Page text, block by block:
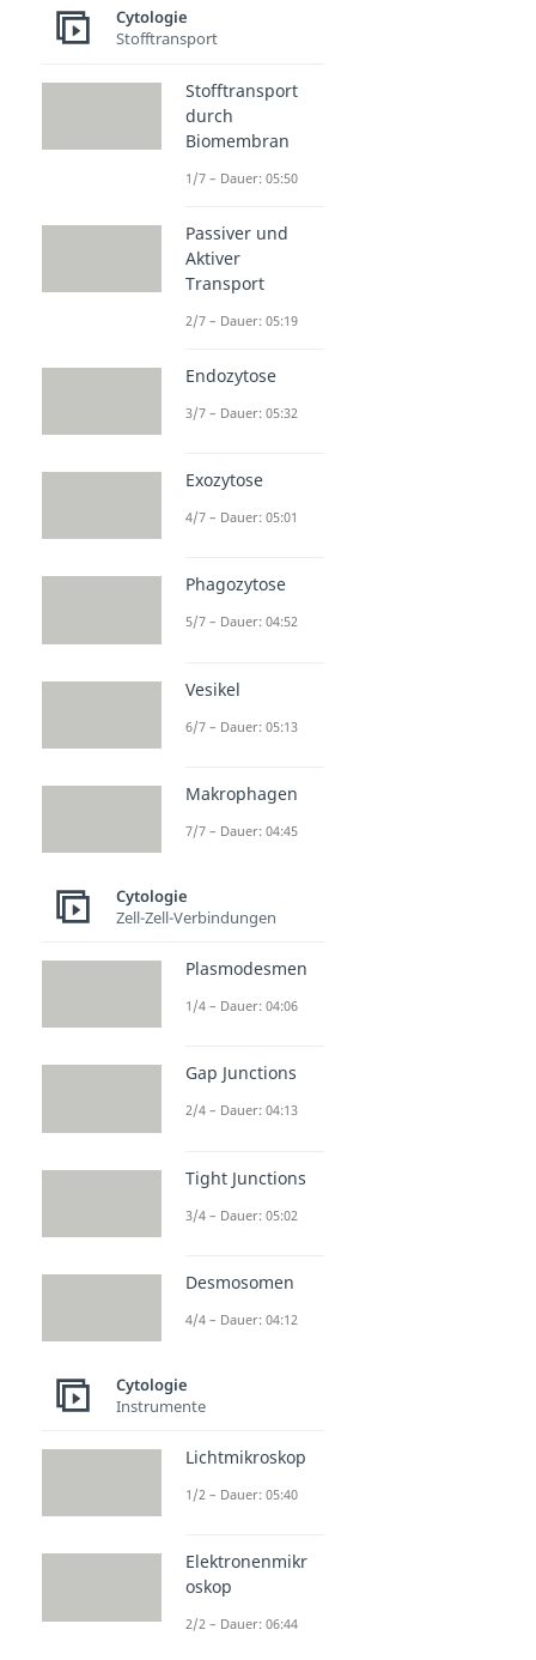
Cytologie
Stofftransport
Stofftransport
durch
Biomembran
1/7 – Dauer: 05:50
Passiver und
Aktiver
Transport
2/7 – Dauer: 05:19
Endozytose
3/7 – Dauer: 05:32
Exozytose
4/7 – Dauer: 05:01
Phagozytose
5/7 – Dauer: 04:52
Vesikel
6/7 – Dauer: 05:13
Makrophagen
7/7 – Dauer: 04:45
Cytologie
Zell-Zell-Verbindungen
Plasmodesmen
1/4 – Dauer: 04:06
Gap Junctions
2/4 – Dauer: 04:13
Tight Junctions
3/4 – Dauer: 05:02
Desmosomen
4/4 – Dauer: 04:12
Cytologie
Instrumente
Lichtmikroskop
1/2 – Dauer: 05:40
Elektronenmikr
oskop
2/2 – Dauer: 06:44